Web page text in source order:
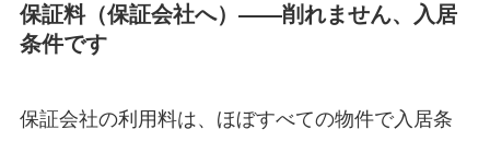
保証料（保証会社へ）——削れません、入居
条件です
保証会社の利用料は、ほぼすべての物件で入居条